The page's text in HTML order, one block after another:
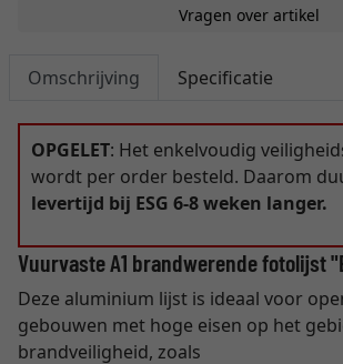
Vragen over artikel
Omschrijving Specificatie
OPGELET: Het enkelvoudig
wordt per order besteld. Daarom
levertijd bij ESG 6-8 weken langer.
Vuurvaste A1 brandwerende fotolijst
Deze aluminium lijst is ideaal voor
gebouwen met hoge eisen op het
brandveiligheid, zoals